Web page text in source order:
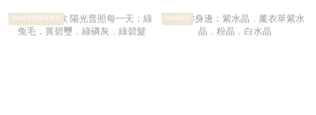
NEW 官網限定新品 NEW新品